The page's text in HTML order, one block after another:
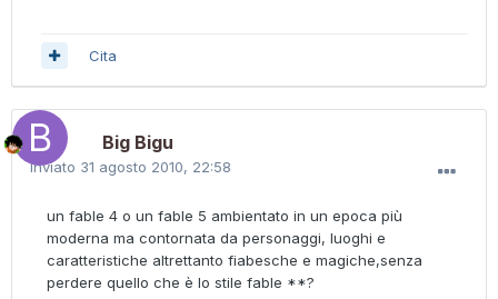
Cita
Big Bigu
Inviato 31 agosto 2010, 22:58
un fable 4 o un fable 5 ambientato in un epoca più
moderna ma contornata da personaggi, luoghi e
caratteristiche altrettanto fiabesche e magiche,senza
perdere quello che è lo stile fable **?